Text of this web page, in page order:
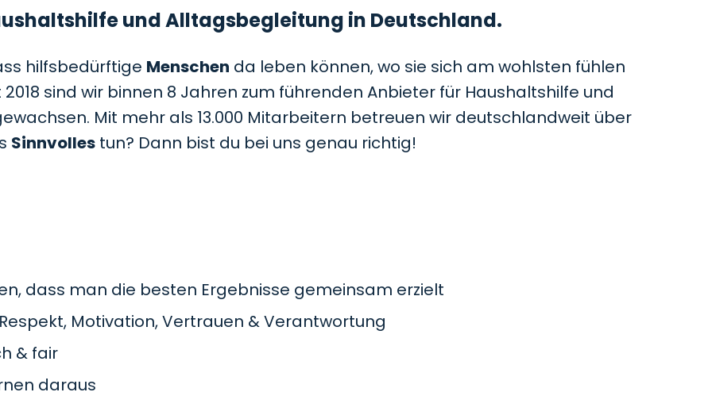
und Alltagsbegleitung in Deutschland.
hilfsbedürftige Menschen da leben können, wo sie sich am wohlsten fühlen
2018 sind wir binnen 8 Jahren zum führenden Anbieter für Haushaltshilfe und
Mit mehr als 13.000 Mitarbeitern betreuen wir deutschlandweit über
Sinnvolles tun? Dann bist du bei uns genau richtig!
dass man die besten Ergebnisse gemeinsam erzielt
Motivation, Vertrauen & Verantwortung
& fair
daraus